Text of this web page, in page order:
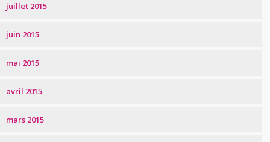
juillet 2015
juin 2015
mai 2015
avril 2015
mars 2015